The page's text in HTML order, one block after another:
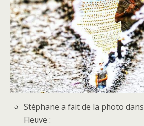
Stéphane a fait de la photo
Fleuve :